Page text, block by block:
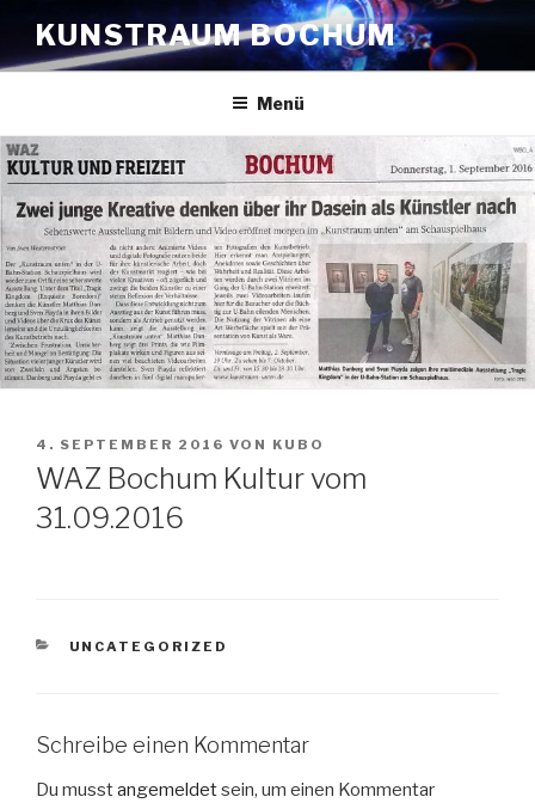
Inhalt
springen
KUNSTRAUM BOCHUM
Menü
VERÖFFENTLICHT
AM
4. SEPTEMBER 2016 VON KUBO
WAZ Bochum Kultur vom
31.09.2016
KATEGORIEN
UNCATEGORIZED
Schreibe einen Kommentar
Du musstangemeldetsein, um einen Kommentar